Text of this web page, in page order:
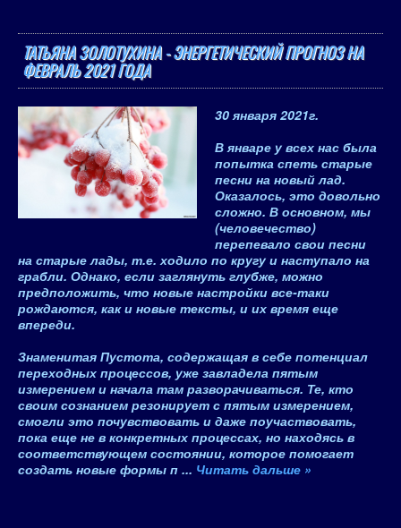
ТАТЬЯНА ЗОЛОТУХИНА - ЭНЕРГЕТИЧЕСКИЙ ПРОГНОЗ НА
ФЕВРАЛЬ 2021 ГОДА
30 января 2021г.
В январе у всех нас была
попытка спеть старые
песни на новый лад.
Оказалось, это довольно
сложно. В основном, мы
(человечество)
перепевало свои песни
на старые лады, т.е. ходило по кругу и наступало на
грабли. Однако, если заглянуть глубже, можно
предположить, что новые настройки все-таки
рождаются, как и новые тексты, и их время еще
впереди.
Знаменитая Пустота, содержащая в себе потенциал
переходных процессов, уже завладела пятым
измерением и начала там разворачиваться. Те, кто
своим сознанием резонирует с пятым измерением,
смогли это почувствовать и даже поучаствовать,
пока еще не в конкретных процессах, но находясь в
соответствующем состоянии, которое помогает
создать новые формы п ... Читать дальше »